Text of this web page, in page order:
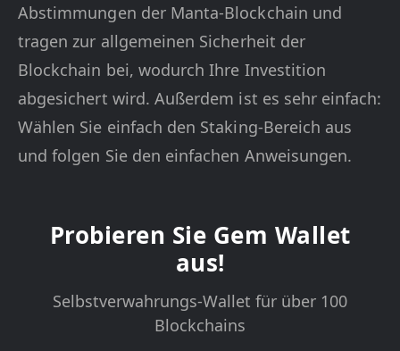
Abstimmungen der Manta-Blockchain und
tragen zur allgemeinen Sicherheit der
Blockchain bei, wodurch Ihre Investition
abgesichert wird. Außerdem ist es sehr einfach:
Wählen Sie einfach den Staking-Bereich aus
und folgen Sie den einfachen Anweisungen.
Probieren Sie Gem Wallet
aus!
Selbstverwahrungs-Wallet für über 100
Blockchains